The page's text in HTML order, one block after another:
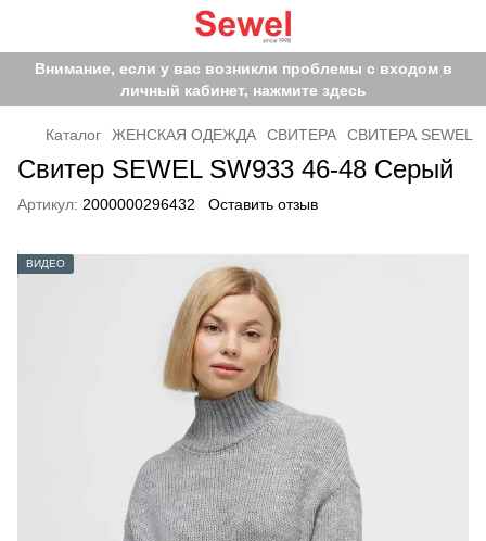
Внимание, если у вас возникли проблемы с входом в
личный кабинет, нажмите здесь
Каталог ЖЕНСКАЯ ОДЕЖДА СВИТЕРА СВИТЕРА SEWEL
Свитер SEWEL SW933 46-48 Серый
Артикул: 2000000296432 Оставить отзыв
ВИДЕО